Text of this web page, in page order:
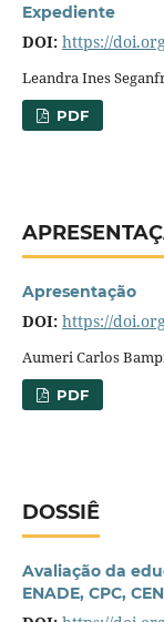
Expediente
DOI: https://
Leandra Ines
PDF
Apresentação
DOI: https://
Aumeri Carlos
PDF
DOSSIÊ
Avaliação da
ENADE, CPC,